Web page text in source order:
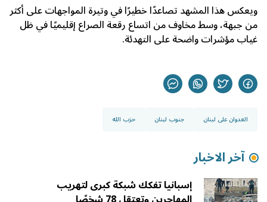
ويعكس هذا المشهد تصاعدًا خطيرًا في وتيرة المواجهات على أكثر
من جبهة، وسط مخاوف من اتساع رقعة الصراع إقليميًا في ظل
غياب مؤشرات واضحة على التهدئة.
العدوان على لبنان جنوب لبنان حزب الله
آخر الاخبار
إسبانيا تفكك شبكة كبرى لتهريب